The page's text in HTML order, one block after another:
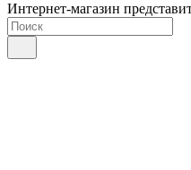
Интернет-магазин